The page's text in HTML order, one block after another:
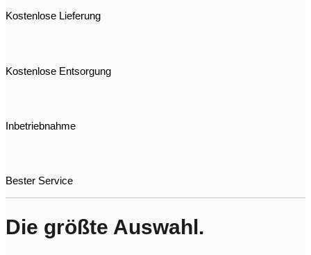
Kostenlose Lieferung
Kostenlose Entsorgung
Inbetriebnahme
Bester Service
Die größte Auswahl.